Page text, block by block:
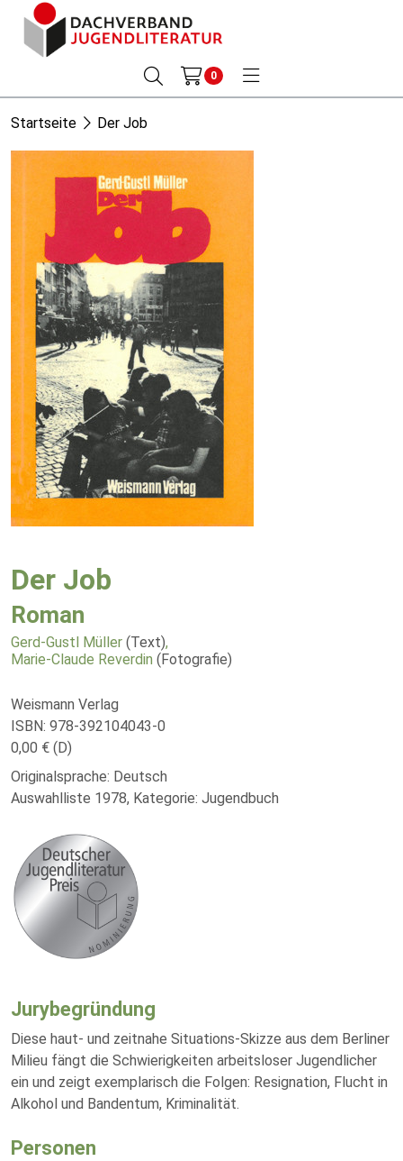
0
Startseite Der Job
Der Job
Roman
Gerd-Gustl Müller (Text),
Marie-Claude Reverdin (Fotografie)
Weismann Verlag
ISBN: 978-392104043-0
0,00 € (D)
Originalsprache: Deutsch
Auswahlliste 1978, Kategorie: Jugendbuch
Jurybegründung
Diese haut- und zeitnahe Situations-Skizze aus dem Berliner
Milieu fängt die Schwierigkeiten arbeitsloser Jugendlicher
ein und zeigt exemplarisch die Folgen: Resignation, Flucht in
Alkohol und Bandentum, Kriminalität.
Personen